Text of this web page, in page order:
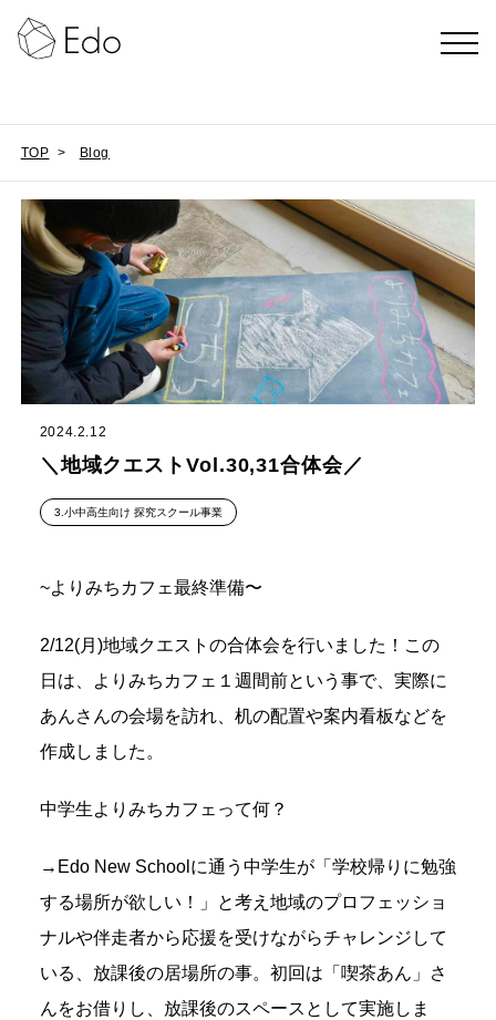
TOP > Blog
2024.2.12
＼地域クエストVol.30,31合体会／
3.小中高生向け 探究スクール事業
~よりみちカフェ最終準備〜
2/12(月)地域クエストの合体会を行いました！この
日は、よりみちカフェ１週間前という事で、実際に
あんさんの会場を訪れ、机の配置や案内看板などを
作成しました。
中学生よりみちカフェって何？
→Edo New Schoolに通う中学生が「学校帰りに勉強
する場所が欲しい！」と考え地域のプロフェッショ
ナルや伴走者から応援を受けながらチャレンジして
いる、放課後の居場所の事。初回は「喫茶あん」さ
んをお借りし、放課後のスペースとして実施しま